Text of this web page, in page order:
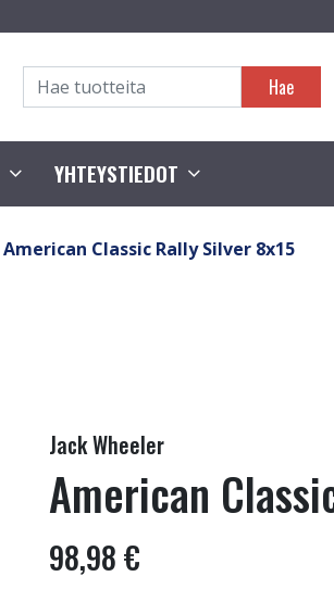
Hae
YHTEYSTIEDOT
American Classic Rally Silver 8x15
Jack Wheeler
American
98,98 €